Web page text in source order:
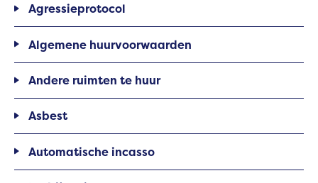
Agressieprotocol
Algemene huurvoorwaarden
Andere ruimten te huur
Asbest
Automatische incasso